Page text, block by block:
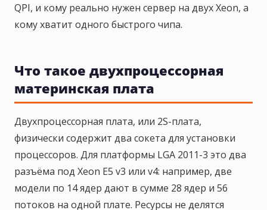
QPI, и кому реально нужен сервер на двух Xeon, а
кому хватит одного быстрого чипа.
Что такое двухпроцессорная
материнская плата
Двухпроцессорная плата, или 2S-плата,
физически содержит два сокета для установки
процессоров. Для платформы LGA 2011-3 это два
разъёма под Xeon E5 v3 или v4: например, две
модели по 14 ядер дают в сумме 28 ядер и 56
потоков на одной плате. Ресурсы не делятся